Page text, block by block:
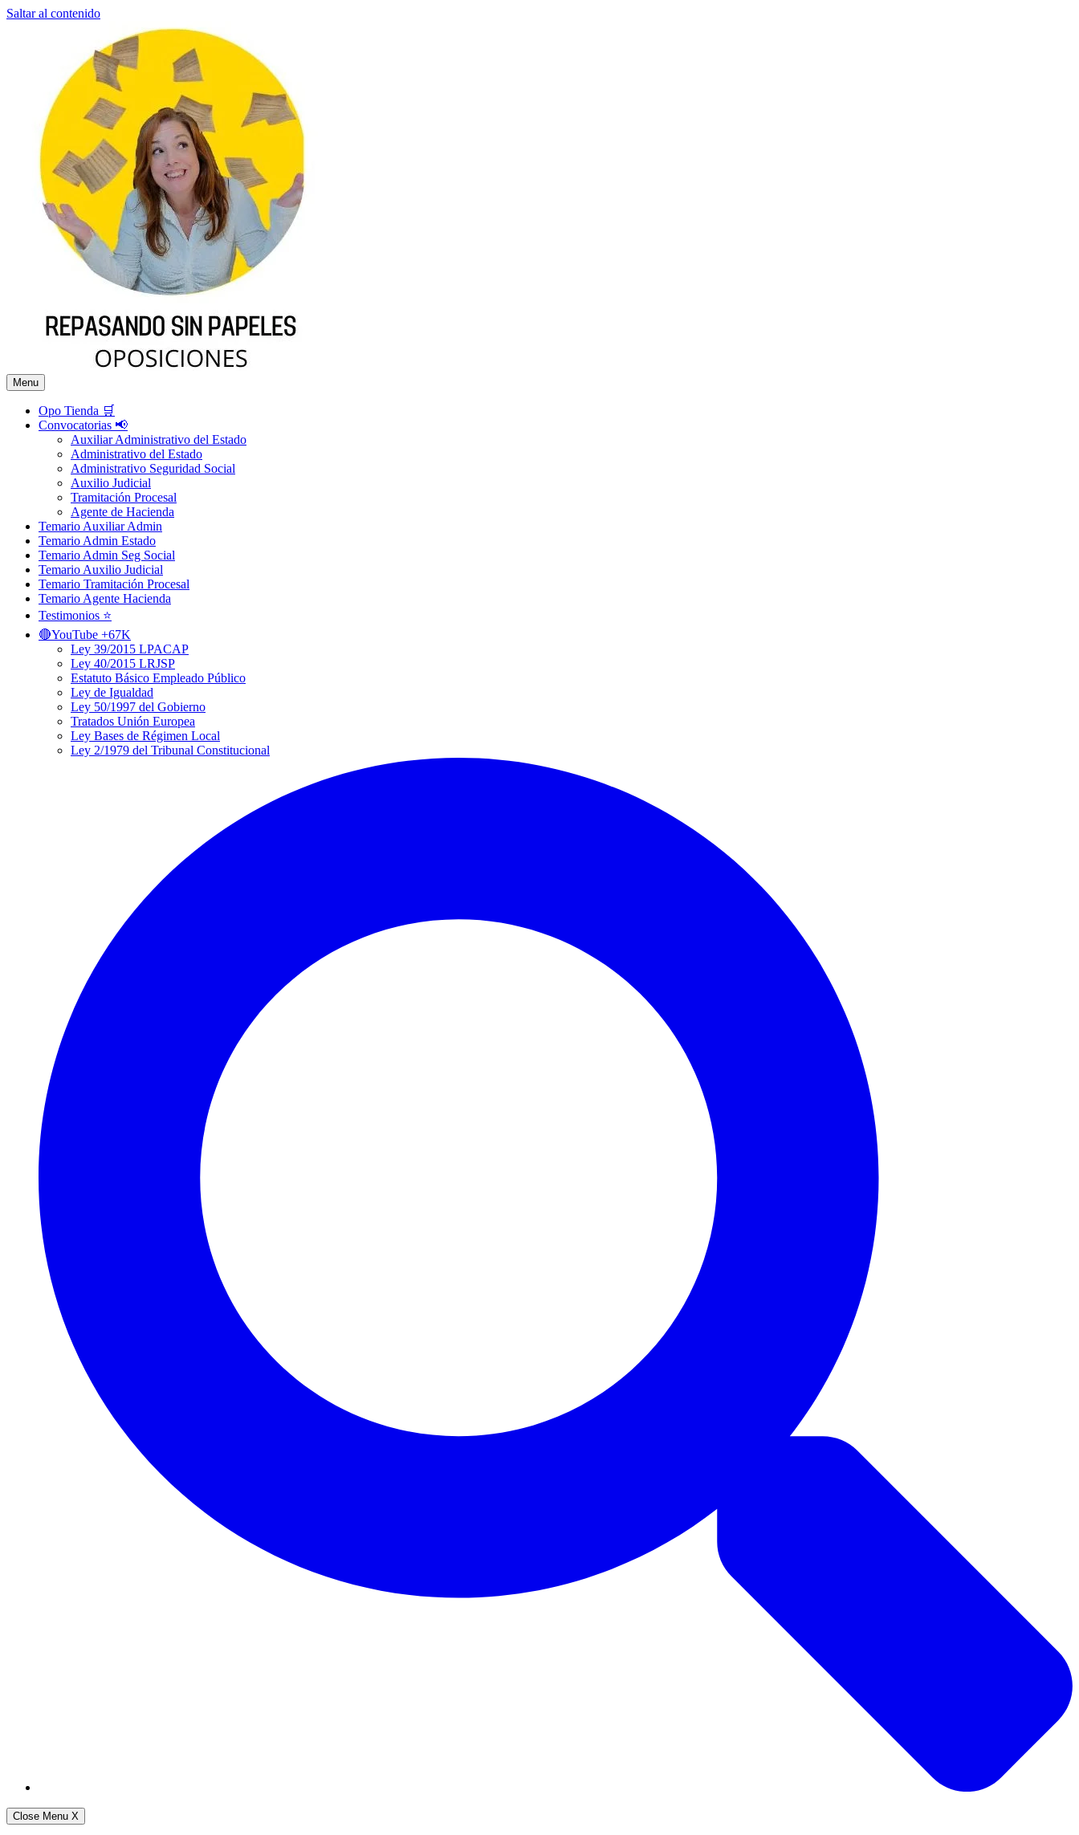
Saltar al contenido
Menu
Opo Tienda 🛒
Convocatorias 📢
Auxiliar Administrativo del Estado
Administrativo del Estado
Administrativo Seguridad Social
Auxilio Judicial
Tramitación Procesal
Agente de Hacienda
Temario Auxiliar Admin
Temario Admin Estado
Temario Admin Seg Social
Temario Auxilio Judicial
Temario Tramitación Procesal
Temario Agente Hacienda
Testimonios ⭐️
🔴YouTube +67K
Ley 39/2015 LPACAP
Ley 40/2015 LRJSP
Estatuto Básico Empleado Público
Ley de Igualdad
Ley 50/1997 del Gobierno
Tratados Unión Europea
Ley Bases de Régimen Local
Ley 2/1979 del Tribunal Constitucional
Close Menu X